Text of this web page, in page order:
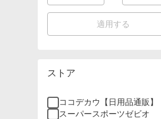
適用する
ストア
ココデカウ【日用品通販】
スーパースポーツゼビオ